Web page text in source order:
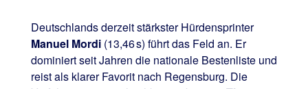
Deutschlands derzeit stärkster Hürdensprinter
Manuel Mordi(13,46 s) führt das Feld an. Er
dominiert seit Jahren die nationale Bestenliste und
reist als klarer Favorit nach Regensburg. Die